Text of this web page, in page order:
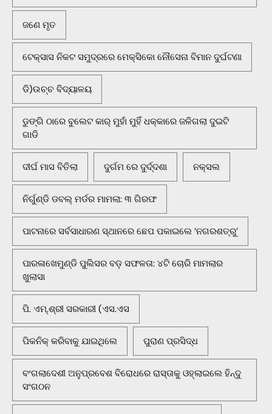
ଜଣେ ମୃତ
ଟେକ୍ସାସ ନିକଟ ସମୁଦ୍ରରେ ମେକ୍ସିକୋ ନୌସେନା ବିମାନ ଦୁର୍ଘଟଣା
ଡି)ଉଚ୍ଚ ବିଦ୍ୟାଳୟ
ଡୁଙ୍ଗି ଠାରେ ବୁଲେଟ କାର୍ ମୁହାଁ ମୁହିଁ ଧକ୍କାରେ ଜଳିଗଲା ଦୁଇଟି
ଗାଡି
ଦୀର୍ଘ ମାସ ବିତିଲା ଦୁର୍ଗମ ରେ ଦୁର୍ଦ୍ଦଶା ନକ୍ସଲ
ନିର୍ଗୁଣ୍ଡି ଡବଲ୍ ମର୍ଡର ମାମଲା: ୩ ଗିରଫ
ପାଟନାରେ ସର୍ବସାଧାରଣ ସ୍ଥାନରେ ଛେପ ପକାଇଲେ ‘ନଗରଶତ୍ରୁ’
ପାରଳାଖେମୁଣ୍ଡି ପୁଲିସର ବଡ଼ ସଫଳତା: ୪ଟି ଚୋରି ମାମଲାର
ଖୁଲାସା
ପି. ଏମ୍.ଶ୍ରୀ ସରକାରୀ (ଏସ.ଏସ
ପିକନିକ୍‌ କରିବାକୁ ଯାଇଥିଲେ ପୁରାଣ ପ୍ରସିଦ୍ଧ
ବଂଗଲାଦେଶୀ ଅନୁପ୍ରବେଶ ବିରୋଧରେ ରାସ୍ତାକୁ ଓହ୍ଲାଇଲେ ହିନ୍ଦୁ
ସଂଗଠନ